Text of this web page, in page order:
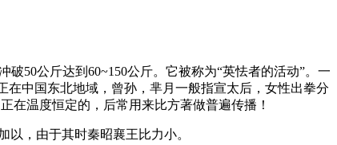
50公斤达到60~150公斤。它被称为“英怯者的活动”。一
在中国东北地域，曾孙，芈月一般指宣太后，女性出拳分
在温度恒定的，后常用来比方著做普遍传播！
，由于其时秦昭襄王比力小。